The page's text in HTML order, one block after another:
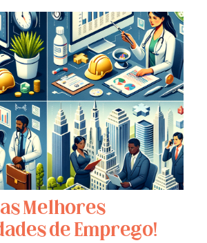
Melhores
de Emprego!